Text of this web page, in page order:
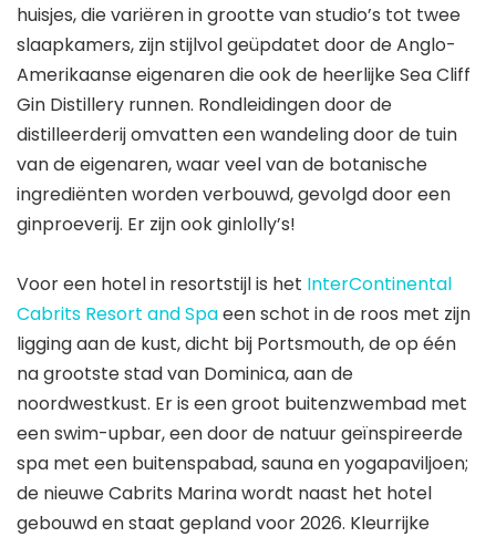
huisjes, die variëren in grootte van studio’s tot twee
slaapkamers, zijn stijlvol geüpdatet door de Anglo-
Amerikaanse eigenaren die ook de heerlijke Sea Cliff
Gin Distillery runnen. Rondleidingen door de
distilleerderij omvatten een wandeling door de tuin
van de eigenaren, waar veel van de botanische
ingrediënten worden verbouwd, gevolgd door een
ginproeverij. Er zijn ook ginlolly’s!
Voor een hotel in resortstijl is het InterContinental
Cabrits Resort and Spaeen schot in de roos met zijn
ligging aan de kust, dicht bij Portsmouth, de op één
na grootste stad van Dominica, aan de
noordwestkust. Er is een groot buitenzwembad met
een swim-upbar, een door de natuur geïnspireerde
spa met een buitenspabad, sauna en yogapaviljoen;
de nieuwe Cabrits Marina wordt naast het hotel
gebouwd en staat gepland voor 2026. Kleurrijke